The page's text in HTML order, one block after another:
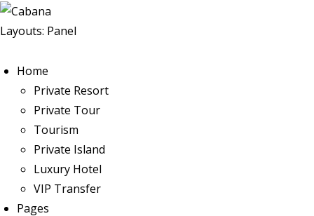
Layouts: Panel
Home
Private Resort
Private Tour
Tourism
Private Island
Luxury Hotel
VIP Transfer
Pages